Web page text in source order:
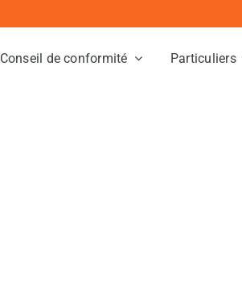
Conseil de conformité Particuliers